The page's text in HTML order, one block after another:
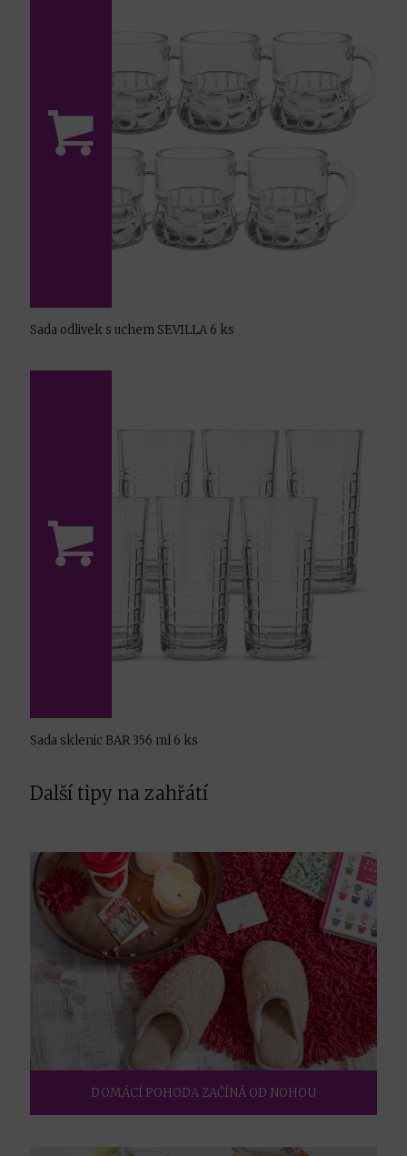
Sada odlivek s uchem SEVILLA 6 ks
Sada sklenic BAR 356 ml 6 ks
Další tipy na zahřátí
DOMÁCÍ POHODA ZAČÍNÁ OD NOHOU